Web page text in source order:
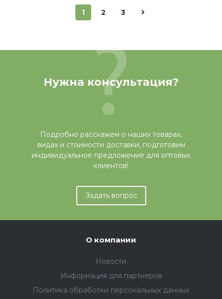
1 2 3
Нужна консультация?
Подробно расскажем о наших товарах,
видах и стоимости доставки, подготовим
индивидуальное предложение для оптовых
клиентов!
Задать вопрос
О компании
Новости
Информация для партнеров
Политика обработки персональных данных